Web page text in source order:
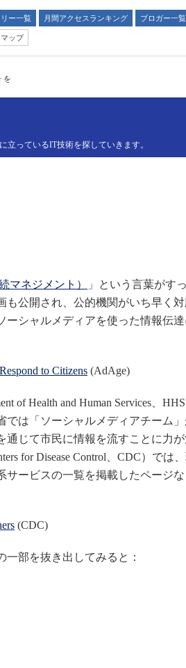
ー一覧 月間アクセスランキング ブロガー一覧
ップ
を
立っているIT技術を探していきます。
マネジメント）
」という言葉がす
も公開され、公的機関がいち早く
シャルメディアを使った情報伝達
to Citizens (AdAge)
of Health and Human Services、
は「ソーシャルメディアチーム
通じて市民に情報を流すことに力
for Disease Control、CDC）では
サービスの一覧を掲載したページ
(CDC)
部を抜き出してみると：